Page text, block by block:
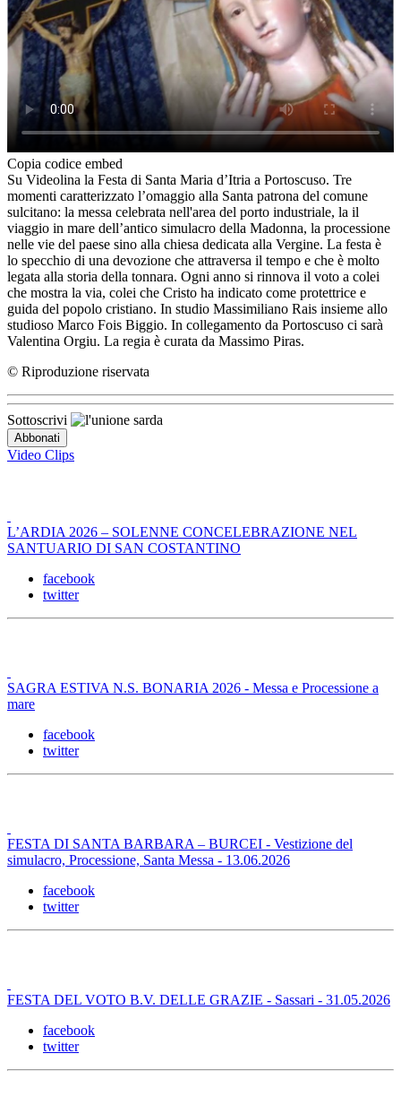
Copia codice embed
Su Videolina la Festa di Santa Maria d’Itria a Portoscuso. Tre
momenti caratterizzato l’omaggio alla Santa patrona del comune
sulcitano: la messa celebrata nell'area del porto industriale, la il
viaggio in mare dell’antico simulacro della Madonna, la processione
nelle vie del paese sino alla chiesa dedicata alla Vergine. La festa è
lo specchio di una devozione che attraversa il tempo e che è molto
legata alla storia della tonnara. Ogni anno si rinnova il voto a colei
che mostra la via, colei che Cristo ha indicato come protettrice e
guida del popolo cristiano. In studio Massimiliano Rais insieme allo
studioso Marco Fois Biggio. In collegamento da Portoscuso ci sarà
Valentina Orgiu. La regia è curata da Massimo Piras.
© Riproduzione riservata
Sottoscrivi
Video Clips
L’ARDIA 2026 – SOLENNE CONCELEBRAZIONE NEL
SANTUARIO DI SAN COSTANTINO
facebook
twitter
SAGRA ESTIVA N.S. BONARIA 2026 - Messa e Processione a
mare
facebook
twitter
FESTA DI SANTA BARBARA – BURCEI - Vestizione del
simulacro, Processione, Santa Messa - 13.06.2026
facebook
twitter
FESTA DEL VOTO B.V. DELLE GRAZIE - Sassari - 31.05.2026
facebook
twitter